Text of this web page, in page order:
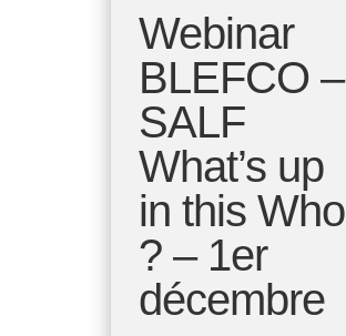
Webinar
BLEFCO –
SALF
What’s up
in this Who
? – 1er
décembre